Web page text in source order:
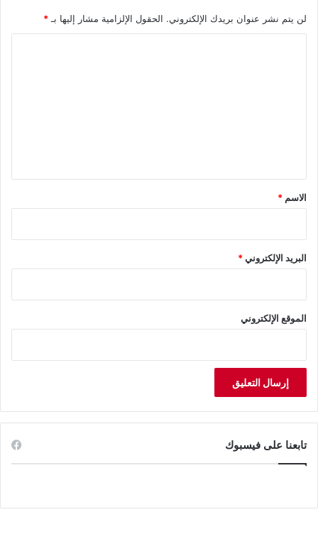
لن يتم نشر عنوان بريدك الإلكتروني. الحقول الإلزامية مشار إليها بـ*
*
الاسم *
البريد الإلكتروني*
الموقع الإلكتروني
تابعنا على فيسبوك